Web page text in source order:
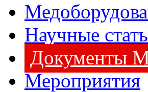
Научные
Документы
Мероприятия